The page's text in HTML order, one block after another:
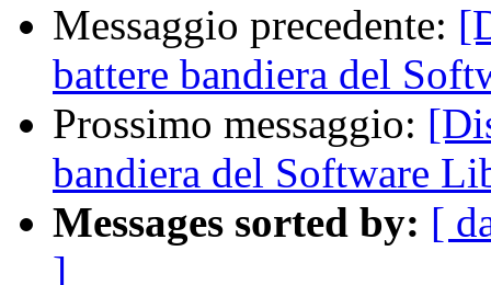
Messaggio precedente:
battere bandiera del
Prossimo messaggio:
bandiera del Software
Messages sorted by: [
]